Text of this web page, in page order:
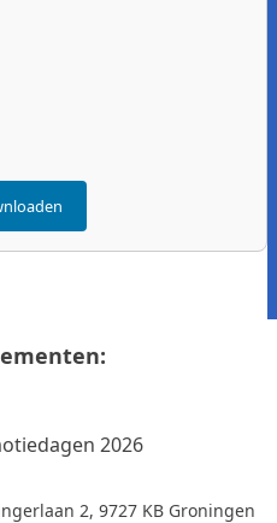
2026
2, 9727 KB Groningen